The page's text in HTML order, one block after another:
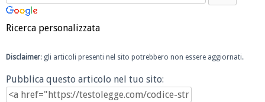
Ricerca personalizzata
Disclaimer: gli articoli presenti nel sito potrebbero non essere aggiornati.
Pubblica questo articolo nel tuo sito: